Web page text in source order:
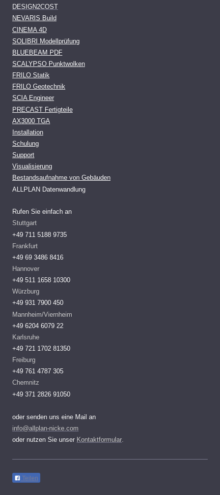
DESIGN2COST
NEVARIS Build
CINEMA 4D
SOLIBRI Modellprüfung
BLUEBEAM PDF
SCALYPSO Punktwolken
FRILO Statik
FRILO Geotechnik
SCIA Engineer
PRECAST Fertigteile
AX3000 TGA
Installation
Schulung
Support
Visualisierung
Bestandsaufnahme von Gebäuden
ALLPLAN Datenwandlung
Rufen Sie einfach an
Stuttgart
+49 711 5188 9735
Frankfurt
+49 69 3486 8416
Hannover
+49 511 1658 10300
Würzburg
+49 931 7900 450
Mannheim/Viernheim
+49 6204 6079 22
Karlsruhe
+49 721 1702 81350
Freiburg
+49 761 4787 305
Chemnitz
+49 371 2826 91050
oder senden uns eine Mail an
info@allplan-nicke.com
oder nutzen Sie unser Kontaktformular.
Teilen